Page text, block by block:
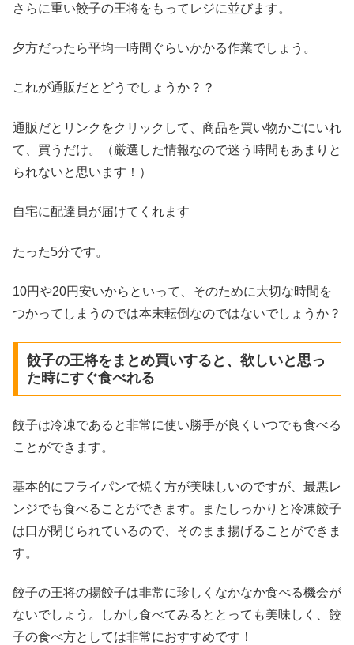
さらに重い餃子の王将をもってレジに並びます。
夕方だったら平均一時間ぐらいかかる作業でしょう。
これが通販だとどうでしょうか？？
通販だとリンクをクリックして、商品を買い物かごにいれ
て、買うだけ。（厳選した情報なので迷う時間もあまりと
られないと思います！）
自宅に配達員が届けてくれます
たった5分です。
10円や20円安いからといって、そのために大切な時間を
つかってしまうのでは本末転倒なのではないでしょうか？
餃子の王将をまとめ買いすると、欲しいと思っ
た時にすぐ食べれる
餃子は冷凍であると非常に使い勝手が良くいつでも食べる
ことができます。
基本的にフライパンで焼く方が美味しいのですが、最悪レ
ンジでも食べることができます。またしっかりと冷凍餃子
は口が閉じられているので、そのまま揚げることができま
す。
餃子の王将の揚餃子は非常に珍しくなかなか食べる機会が
ないでしょう。しかし食べてみるととっても美味しく、餃
子の食べ方としては非常におすすめです！